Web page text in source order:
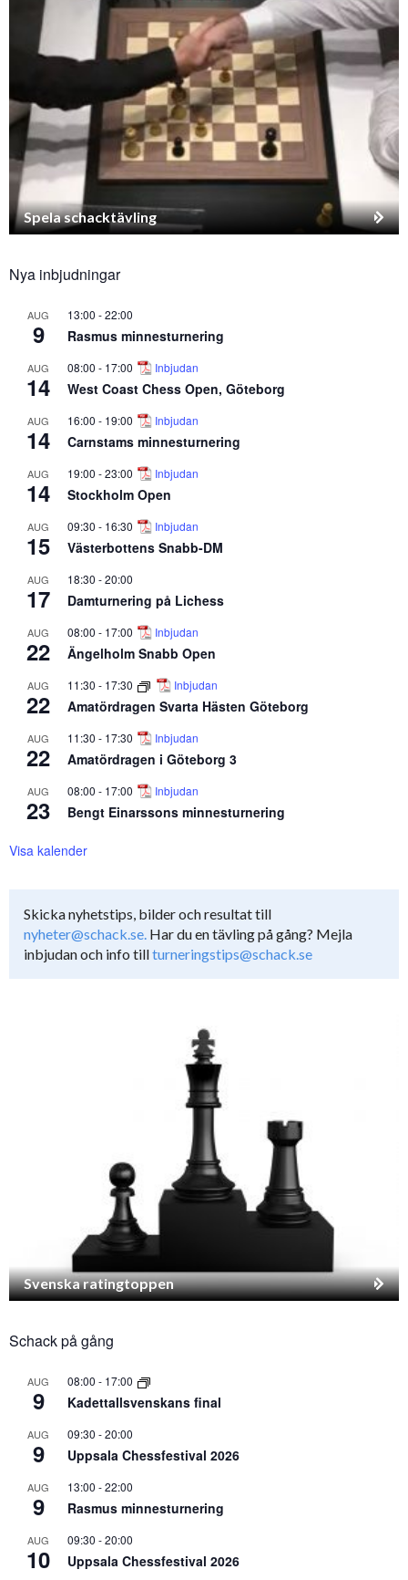
Spela schacktävling
Nya inbjudningar
AUG
9
13:00 -22:00
Rasmus minnesturnering
AUG
14
08:00 - 17:00 Inbjudan
West Coast Chess Open, Göteborg
AUG
14
16:00 - 19:00 Inbjudan
Carnstams minnesturnering
AUG
14
19:00 -23:00 Inbjudan
Stockholm Open
AUG
15
09:30 - 16:30 Inbjudan
Västerbottens Snabb-DM
AUG
17
18:30 -20:00
Damturnering på Lichess
AUG
22
08:00 - 17:00 Inbjudan
Ängelholm Snabb Open
AUG
22
11:30 - 17:30 Inbjudan
Amatördragen Svarta Hästen Göteborg
AUG
22
11:30 - 17:30 Inbjudan
Amatördragen i Göteborg 3
AUG
23
08:00 - 17:00 Inbjudan
Bengt Einarssons minnesturnering
Visa kalender
Skicka nyhetstips, bilder och resultat till
nyheter@schack.se. Har du en tävling på gång? Mejla
inbjudan och info tillturneringstips@schack.se
Svenska ratingtoppen
Schack på gång
AUG
9
08:00 - 17:00
Kadettallsvenskans final
AUG
9
09:30 -20:00
Uppsala Chessfestival 2026
AUG
9
13:00 -22:00
Rasmus minnesturnering
AUG
10
09:30 -20:00
Uppsala Chessfestival 2026